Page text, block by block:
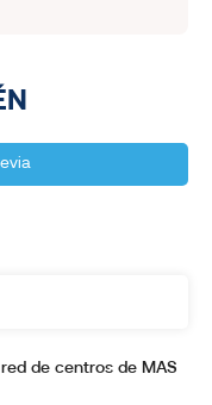
de centros de MAS